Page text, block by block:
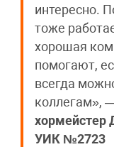
интересно.
тоже
хорошая
помогают,
всегда
коллегам»,
хормейстер
УИК №2723